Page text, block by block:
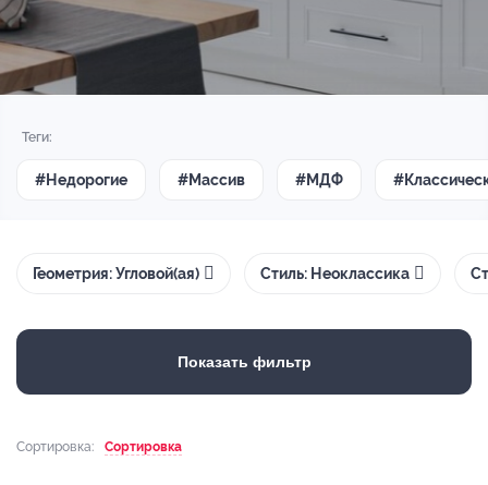
Теги:
#Недорогие #Массив #МДФ
Геометрия: Угловой(ая) Стиль: Неоклассика
Показать фильтр
Сортировка: Сортировка